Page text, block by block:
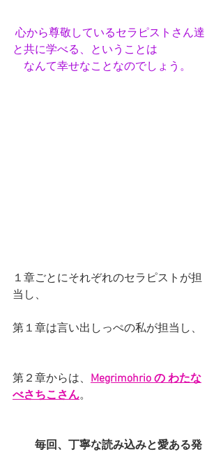
心から尊敬しているセラピストさん達
と共に学べる、ということは
なんて幸せなことなのでしょう。
１章ごとにそれぞれのセラピストが担
当し、
第１章は言い出しっぺの私が担当し、
第２章からは、 Megrimohrio の わたな
べさちこさん。
毎回、丁寧な読み込みと愛ある発